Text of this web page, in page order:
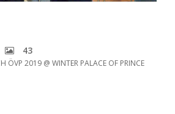
43
ÖVP 2019 @ WINTER PALACE OF PRINCE